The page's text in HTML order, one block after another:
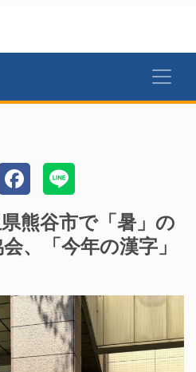
熊谷市で「暑」の
、「今年の漢字」